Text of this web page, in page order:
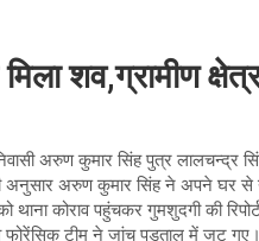
शव,ग्रामीण
अरुण कुमार सिंह पुत्र
अनुसार अरुण कुमार सिंह ने अपने घर से
थाना कोराव पहुंचकर गुमशुदगी
टीम ने जांच पड़ताल में जुट